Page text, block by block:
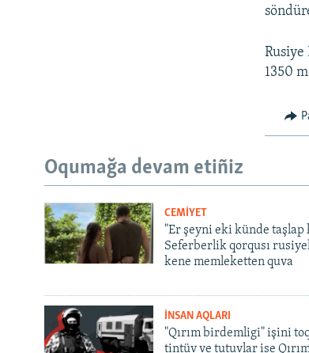
Rusiye
1350
Oqumağa devam etiñiz
CEMİYET
"Er şeyni eki künde taşlap
Seferberlik qorqusı
kene memleketten quva
İNSAN AQLARI
"Qırım birdemligi" işini
tintüv ve tutuvlar ise